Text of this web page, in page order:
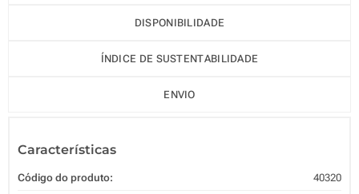
DISPONIBILIDADE
ÍNDICE DE SUSTENTABILIDADE
ENVIO
Características
Código do produto: 40320